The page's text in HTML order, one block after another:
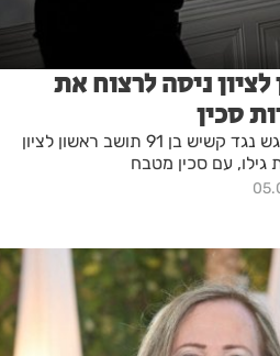
לציון ניסה לרצוח את
סכין
כתב אישום חמור הוגש נגד קשיש בן 91 תושב ראשון לציון
עם סכין מטבח